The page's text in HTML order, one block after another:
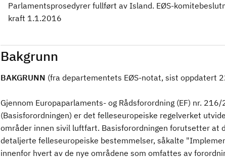
Parlamentsprosedyrer fullført av Island. EØS-
kraft 1.1.2016
Bakgrunn
BAKGRUNN (fra departementets EØS-notat, sist oppdatert
Gjennom Europaparlaments- og Rådsforordning (EF) nr.
(Basisforordningen) er det felleseuropeiske regelverket
områder innen sivil luftfart. Basisforordningen forutsetter at
detaljerte felleseuropeiske bestemmelser, såkalte
innenfor hvert av de nye områdene som omfattes av